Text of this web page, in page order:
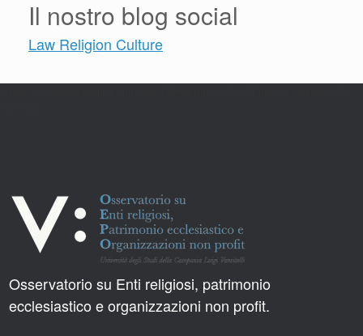
Il nostro blog social
Law Religion Culture
Osservatorio su Enti religiosi, patrimonio
ecclesiastico e organizzazioni non profit.